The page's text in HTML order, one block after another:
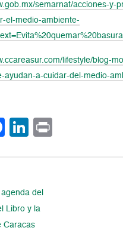
semarnat/acciones-y-
el-medio-ambiente-
lifestyle/blog-
ayudan-a-cuidar-del-medio-
Facebook
LinkedIn
del
Libro y la
Caracas